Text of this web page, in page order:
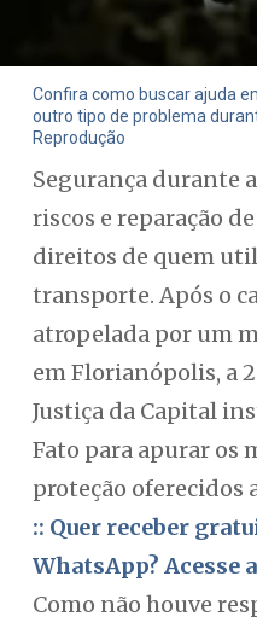
Confira como buscar ajuda
outro tipo de problema
Reprodução
Segurança durante
riscos e reparação
direitos de quem
transporte. Após o
atropelada por um
em Florianópolis, a
Justiça da Capital
Fato para apurar os
proteção oferecidos
:: Quer receber
WhatsApp? Acesse
Como não houve